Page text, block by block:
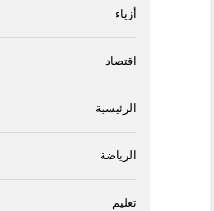
أزياء
اقتصاد
الرئيسية
الرياضة
تعليم